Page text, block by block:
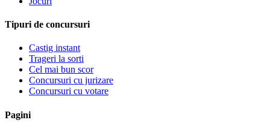
Tipuri de concursuri
Castig instant
Trageri la sorti
Cel mai bun scor
Concursuri cu jurizare
Concursuri cu votare
Pagini